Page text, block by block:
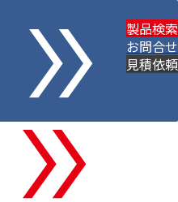
製品検索
お問合せ
見積依頼